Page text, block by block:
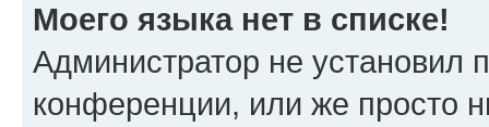
Моего языка нет в списке!
Администратор не установил
конференции, или же просто